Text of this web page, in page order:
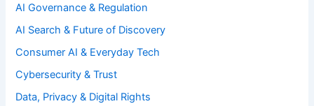
AI Governance & Regulation
AI Search & Future of Discovery
Consumer AI & Everyday Tech
Cybersecurity & Trust
Data, Privacy & Digital Rights